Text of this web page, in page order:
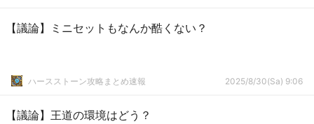
【議論】ミニセットもなんか酷くない？
ハースストーン攻略まとめ速報 2025/8/30(Sa) 9:06
【議論】王道の環境はどう？